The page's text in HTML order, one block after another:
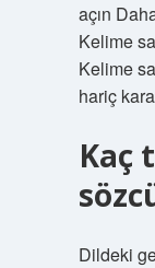
açın
Kelime
Kelime
hariç
Kaç
Dildeki